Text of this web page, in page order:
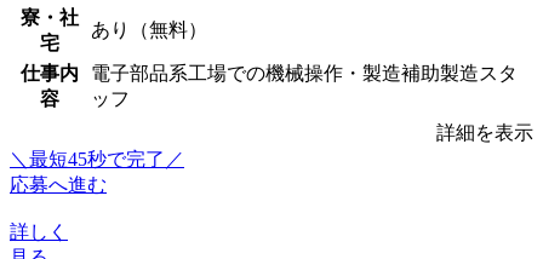
寮・社
宅
あり（無料）
仕事内
容
電子部品系工場での機械操作・製造補助製造スタ
ッフ
詳細を表示
＼最短45秒で完了／
応募へ進む
詳しく